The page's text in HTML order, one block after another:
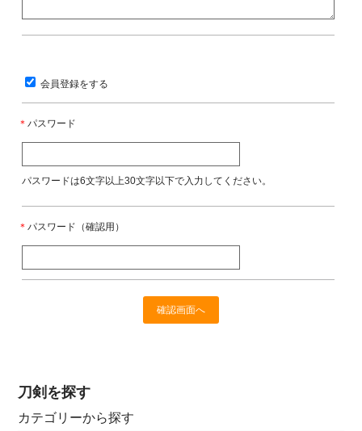
会員登録をする
＊パスワード
パスワードは6文字以上30文字以下で入力してください。
＊パスワード（確認用）
刀剣を探す
カテゴリーから探す